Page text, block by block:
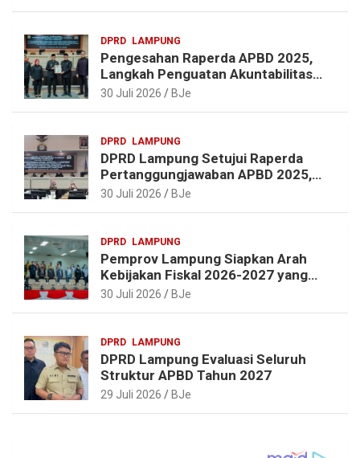
m
k
s
t
p
DPRD LAMPUNG
Pengesahan Raperda APBD 2025,
Langkah Penguatan Akuntabilitas
dan Pembangunan Lampung
30 Juli 2026 BJe
DPRD LAMPUNG
DPRD Lampung Setujui Raperda
Pertanggungjawaban APBD 2025,
Beri Sejumlah Rekomendasi
30 Juli 2026 BJe
DPRD LAMPUNG
Pemprov Lampung Siapkan Arah
Kebijakan Fiskal 2026-2027 yang
Realistis dan Berkelanjutan
30 Juli 2026 BJe
DPRD LAMPUNG
DPRD Lampung Evaluasi Seluruh
Struktur APBD Tahun 2027
29 Juli 2026 BJe